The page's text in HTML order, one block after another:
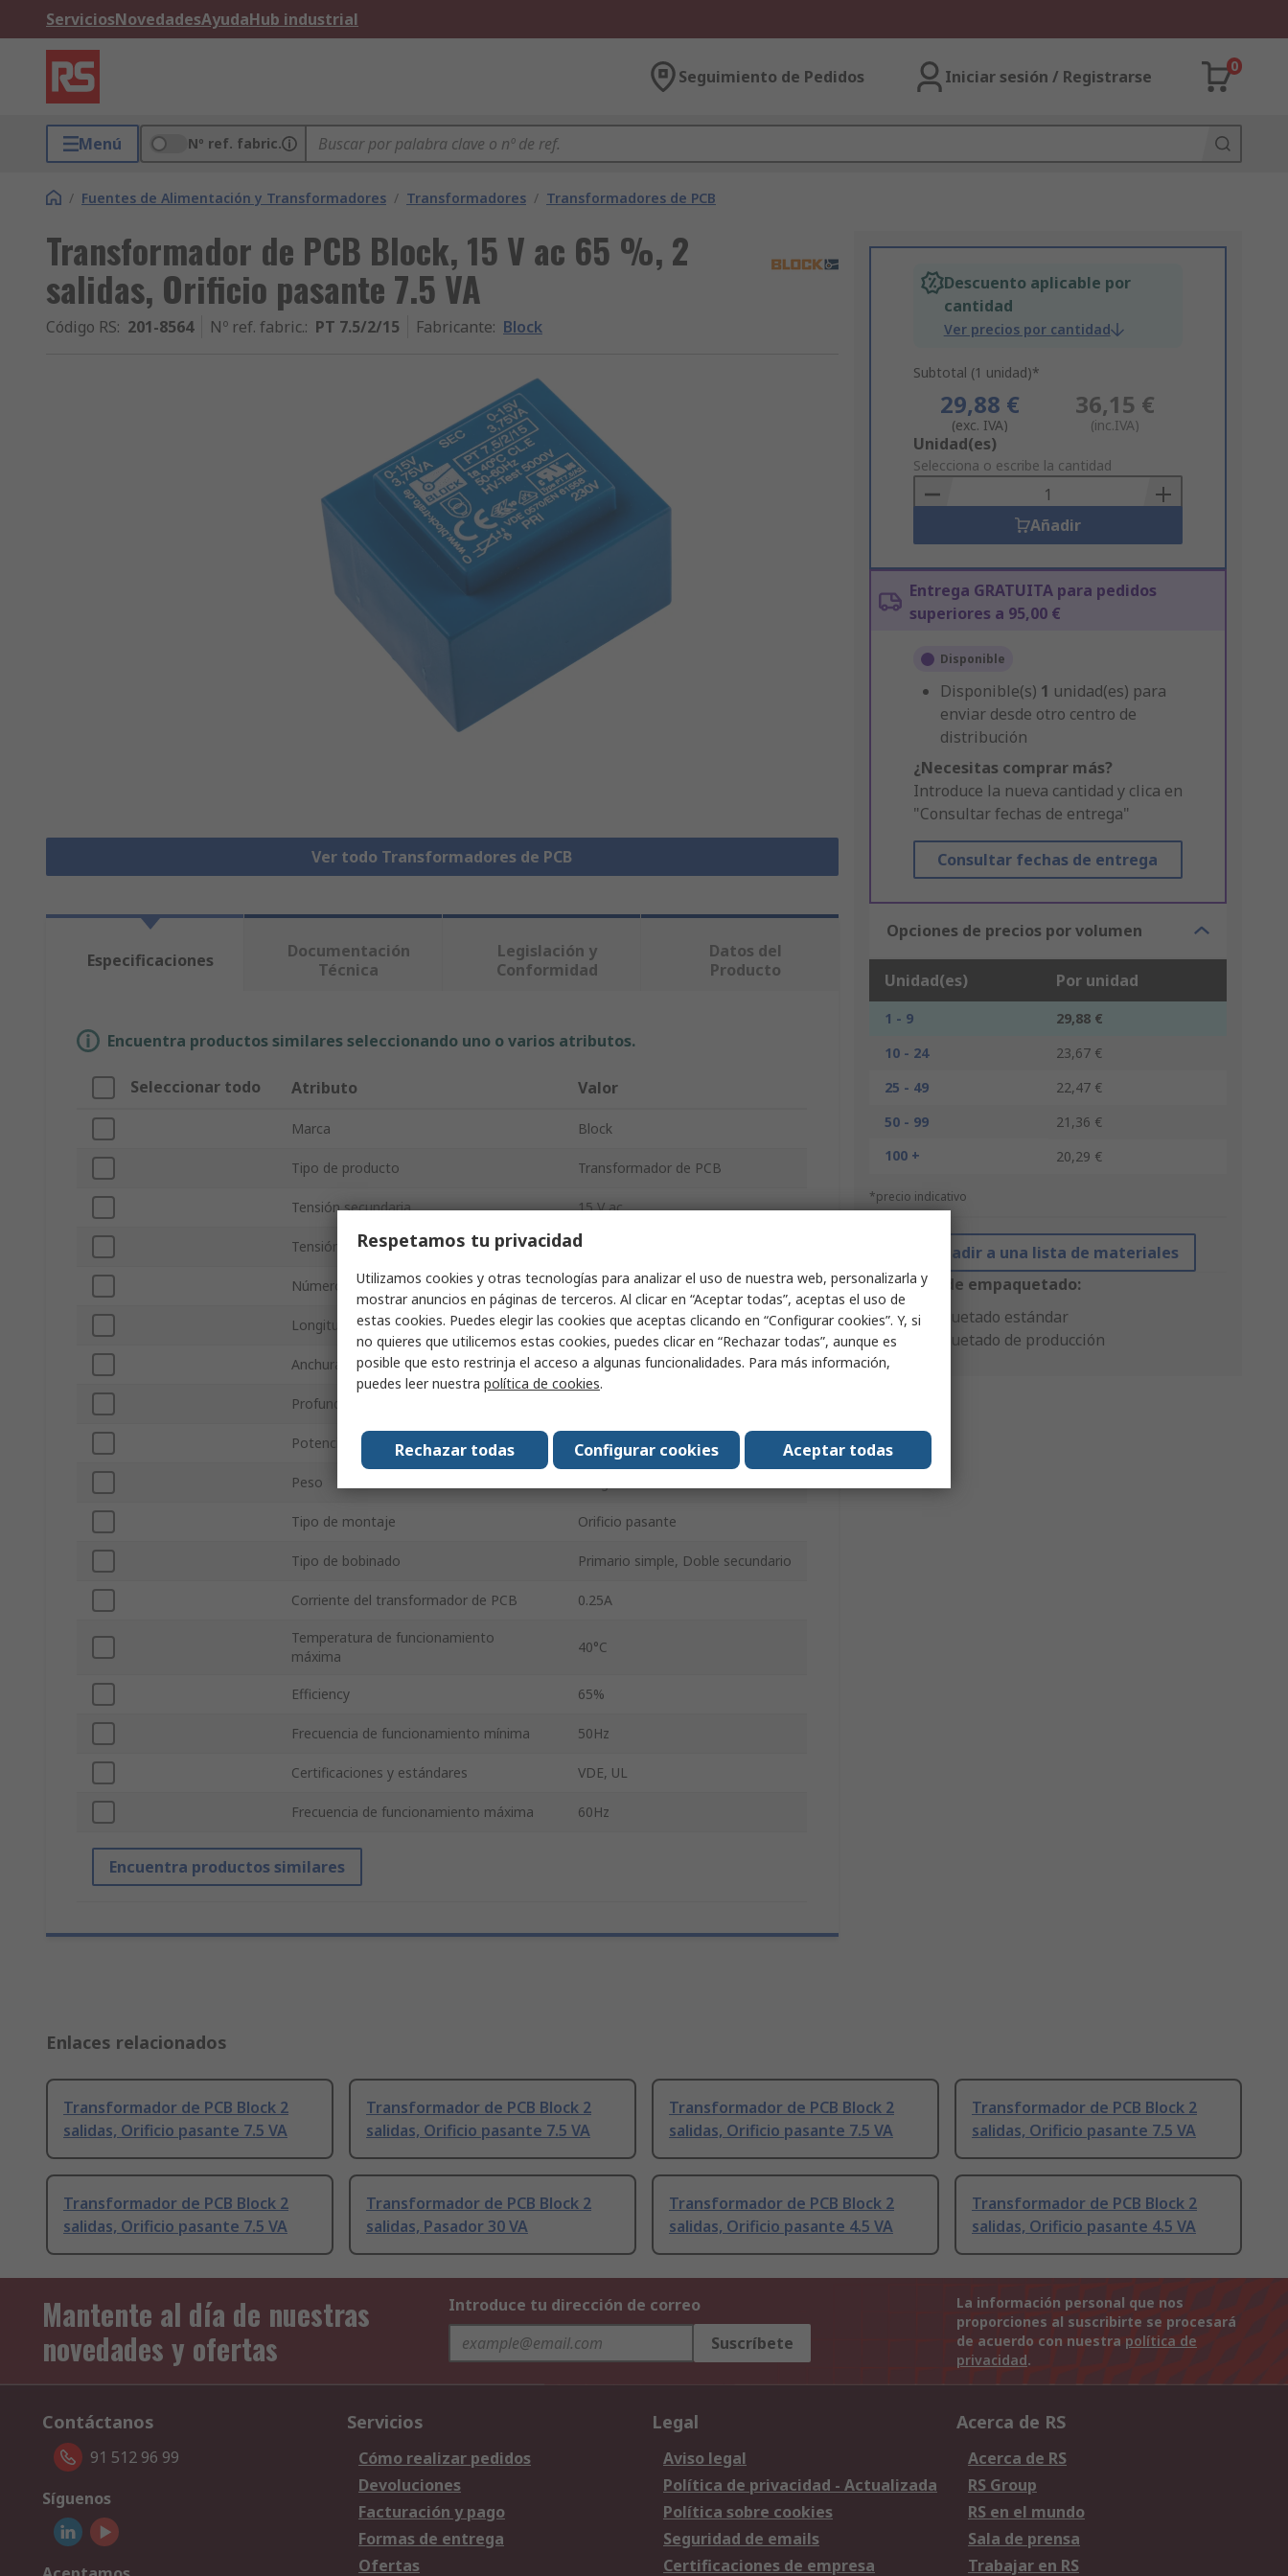
ServiciosNovedadesAyudaHub industrial
Seguimiento de Pedidos Iniciar sesión / Registrarse
0
Menú Nº ref. fabric.
/ Fuentes de Alimentación y Transformadores / Transformadores / Transformadores de PCB
Transformador de PCB Block, 15 V ac 65 %, 2
salidas, Orificio pasante 7.5 VA
Código RS: 201-8564 Nº ref. fabric.: PT 7.5/2/15 Fabricante: Block
Ver todo Transformadores de PCB
Descuento aplicable por
cantidad
Ver precios por cantidad
Subtotal (1 unidad)*
29,88 €
(exc. IVA)
36,15 €
(inc.IVA)
Add
to
Basket
Unidad(es)
Selecciona o escribe la cantidad
Añadir
Entrega GRATUITA para pedidos
superiores a 95,00 €
Disponible
Disponible(s) 1 unidad(es) para
enviar desde otro centro de
distribución
¿Necesitas comprar más?
Introduce la nueva cantidad y clica en
"Consultar fechas de entrega"
Consultar fechas de entrega
Opciones de precios por volumen
Unidad(es) Por unidad
1 - 9
29,88 €
10 - 24
23,67 €
25 - 49
22,47 €
50 - 99
21,36 €
100 +
20,29 €
*precio indicativo
Añadir a una lista de materiales
Opciones de empaquetado:
Empaquetado estándar
Empaquetado de producción
Especificaciones
Documentación
Técnica
Legislación y
Conformidad
Datos del
Producto
Encuentra productos similares seleccionando uno o varios atributos.
Seleccionar todo Atributo Valor
Marca Block
Tipo de producto Transformador de PCB
Tensión secundaria 15 V ac
Tensión primaria 230 V ac
Número de Salidas 2
Longitud 51mm
Anchura 36mm
Profundidad
Potencia 7.5VA
Peso
Tipo de montaje Orificio pasante
Tipo de bobinado Primario simple, Doble secundario
Corriente del transformador de PCB 0.25A
Temperatura de funcionamiento
máxima
40°C
Efficiency 65%
Frecuencia de funcionamiento mínima 50Hz
Certificaciones y estándares VDE, UL
Frecuencia de funcionamiento máxima 60Hz
Encuentra productos similares
Enlaces relacionados
Transformador de PCB Block 2
salidas, Orificio pasante 7.5 VA
Transformador de PCB Block 2
salidas, Orificio pasante 7.5 VA
Transformador de PCB Block 2
salidas, Orificio pasante 7.5 VA
Transformador de PCB Block 2
salidas, Orificio pasante 7.5 VA
Transformador de PCB Block 2
salidas, Orificio pasante 7.5 VA
Transformador de PCB Block 2
salidas, Pasador 30 VA
Transformador de PCB Block 2
salidas, Orificio pasante 4.5 VA
Transformador de PCB Block 2
salidas, Orificio pasante 4.5 VA
Mantente al día de nuestras
novedades y ofertas
Introduce tu dirección de correo
Suscríbete
La información personal que nos
proporciones al suscribirte se procesará
de acuerdo con nuestra política de
privacidad.
Contáctanos
91 512 96 99
Síguenos
Servicios
Cómo realizar pedidos
Devoluciones
Facturación y pago
Formas de entrega
Ofertas
Legal
Aviso legal
Política de privacidad - Actualizada
Política sobre cookies
Seguridad de emails
Certificaciones de empresa
Acerca de RS
Acerca de RS
RS Group
RS en el mundo
Sala de prensa
Trabajar en RS
Respetamos tu privacidad
Utilizamos cookies y otras tecnologías para analizar el uso de nuestra web, personalizarla y
mostrar anuncios en páginas de terceros. Al clicar en “Aceptar todas”, aceptas el uso de
estas cookies. Puedes elegir las cookies que aceptas clicando en “Configurar cookies”. Y, si
no quieres que utilicemos estas cookies, puedes clicar en “Rechazar todas”, aunque es
posible que esto restrinja el acceso a algunas funcionalidades. Para más información,
puedes leer nuestra política de cookies.
Aceptar todas
Configurar cookies
Rechazar todas